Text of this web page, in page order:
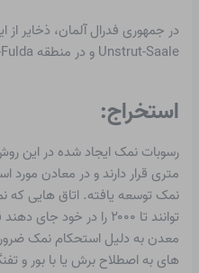
در جمهوری فدرال آلمان، ذخایر از
Unstrut-Saale و در منطقه Werra-Fulda یافت.
استخراج:
متری قرار دارند و در معادن مورد
نمک توسعه یافته. اتاق هایی
توانند تا ۲۰۰۰ را در خود جای دهند
معدن به دلیل استحکام نمک
های به اصطلاح برش یا با بور و